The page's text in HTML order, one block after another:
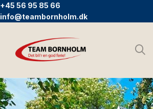
+45 56 95 85 66
info@teambornholm.dk
Sök